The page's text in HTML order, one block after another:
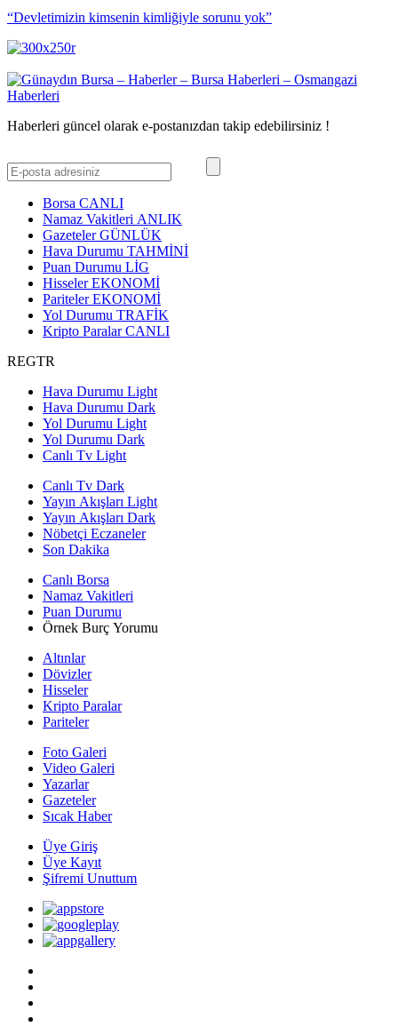
“Devletimizin kimsenin kimliğiyle sorunu yok”
Haberleri güncel olarak e-postanızdan takip edebilirsiniz !
Borsa CANLI
Namaz Vakitleri ANLIK
GazetelerGÜNLÜK
Hava Durumu TAHMİNİ
Puan Durumu LİG
HisselerEKONOMİ
ParitelerEKONOMİ
Yol Durumu TRAFİK
Kripto ParalarCANLI
REGTR
Hava Durumu Light
Hava Durumu Dark
Yol Durumu Light
Yol Durumu Dark
Canlı Tv Light
Canlı Tv Dark
Yayın Akışları Light
Yayın Akışları Dark
Nöbetçi Eczaneler
Son Dakika
Canlı Borsa
Namaz Vakitleri
Puan Durumu
Örnek Burç Yorumu
Altınlar
Dövizler
Hisseler
Kripto Paralar
Pariteler
Foto Galeri
Video Galeri
Yazarlar
Gazeteler
Sıcak Haber
Üye Giriş
Üye Kayıt
Şifremi Unuttum